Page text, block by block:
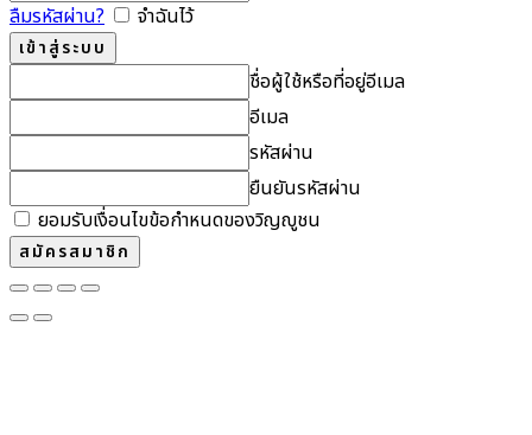
ลืมรหัสผ่าน?
จำฉันไว้
ชื่อผู้ใช้หรือที่อยู่อีเมล
อีเมล
รหัสผ่าน
ยืนยันรหัสผ่าน
ยอมรับเงื่อนไขข้อกำหนดของวิญญูชน